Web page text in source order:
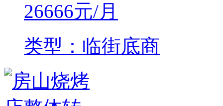
26666元/月
类型：临街底商